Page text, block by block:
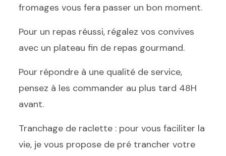
fromages vous fera passer un bon moment.
Pour un repas réussi, régalez vos convives
avec un plateau fin de repas gourmand.
Pour répondre à une qualité de service,
pensez à les commander au plus tard 48H
avant.
Tranchage de raclette : pour vous faciliter la
vie, je vous propose de pré trancher votre